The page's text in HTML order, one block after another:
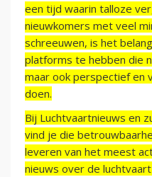
een tijd waarin talloze
nieuwkomers met veel
schreeuwen, is het
platforms te hebben die
maar ook perspectief en
doen.
Bij Luchtvaartnieuws en
vind je die
leveren van het meest
nieuws over de